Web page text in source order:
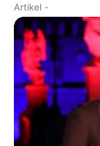
Artikel -